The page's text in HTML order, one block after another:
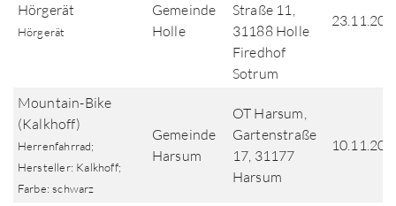
Hörgerät
Hörgerät
Gemeinde
Holle
Straße 11,
31188 Holle
Firedhof
Sotrum
Mountain-Bike
(Kalkhoff)
Herrenfahrrad;
Hersteller: Kalkhoff;
Farbe: schwarz
Gemeinde
Harsum
OT Harsum,
Gartenstraße
17, 31177
Harsum